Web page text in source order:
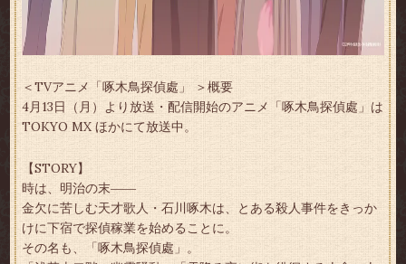
＜TVアニメ「啄木鳥探偵處」 ＞概要
4月13日（月）より放送・配信開始のアニメ「啄木鳥探偵處」は
TOKYO MX ほかにて放送中。
【STORY】
時は、明治の末――
金欠に苦しむ天才歌人・石川啄木は、とある殺人事件をきっか
けに下宿で探偵稼業を始めることに。
その名も、「啄木鳥探偵處」。